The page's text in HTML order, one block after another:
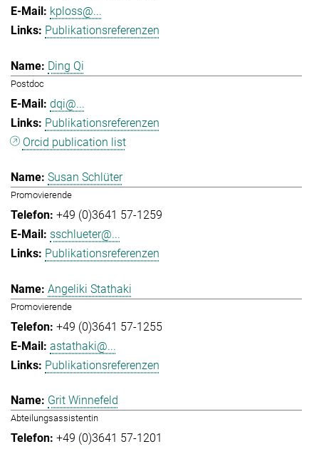
kploss@...
Publikationsreferenzen
Ding Qi
Postdoc
dqi@...
Publikationsreferenzen
Orcid publication list
Susan Schlüter
Promovierende
+49 (0)3641 57-1259
sschlueter@...
Publikationsreferenzen
Angeliki Stathaki
Promovierende
+49 (0)3641 57-1255
astathaki@...
Publikationsreferenzen
Grit Winnefeld
Abteilungsassistentin
+49 (0)3641 57-1201